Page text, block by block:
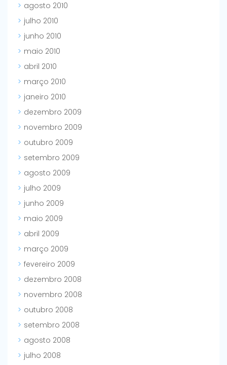
agosto 2010
julho 2010
junho 2010
maio 2010
abril 2010
março 2010
janeiro 2010
dezembro 2009
novembro 2009
outubro 2009
setembro 2009
agosto 2009
julho 2009
junho 2009
maio 2009
abril 2009
março 2009
fevereiro 2009
dezembro 2008
novembro 2008
outubro 2008
setembro 2008
agosto 2008
julho 2008